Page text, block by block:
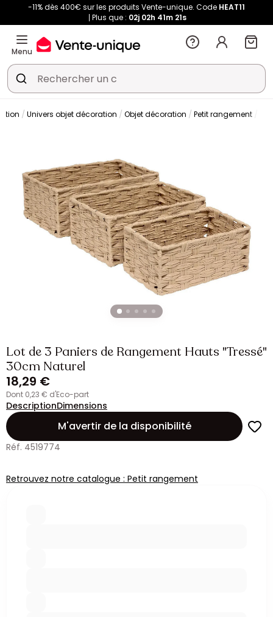
-11% dès 400€ sur les produits Vente-unique. Code HEAT11
Plus que : 02j 02h 41m 21s
Menu
Univers objet décoration Objet décoration Petit rangement
Lot de 3 Paniers de Rangement Hauts "Tressé"
30cm Naturel
18,29 €
dont 0,23 € d'Eco-part
DescriptionDimensions
M'avertir de la disponibilité
Réf. 4519774
Retrouvez notre catalogue : Petit rangement